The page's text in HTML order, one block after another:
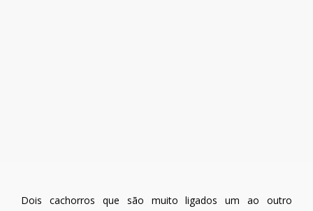
Dois cachorros que são muito ligados um ao outro